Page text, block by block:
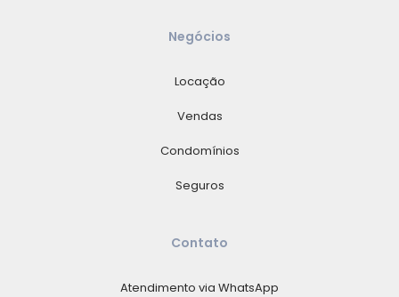
Negócios
Locação
Vendas
Condomínios
Seguros
Contato
Atendimento via WhatsApp